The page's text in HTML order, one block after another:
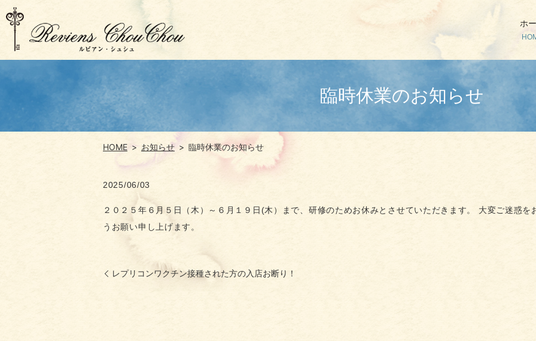
ホ
臨時休業のお知らせ
HOME お知らせ 臨時休業のお知らせ
2025/06/03
２０２５年６月５日（木）～６月１９日(木）まで、研修のためお休みとさせていただきます。 大変ご迷惑
うお願い申し上げます。
レプリコンワクチン接種された方の入店お断り！